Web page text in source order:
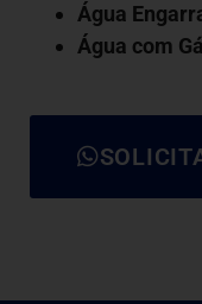
Água
Água com